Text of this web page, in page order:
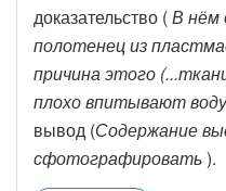
доказательство (В нём
полотенец из
причина этого
плохо впитывают
вывод (Содержание
сфотографировать).